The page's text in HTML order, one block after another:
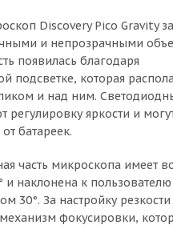
Discovery Pico Gravity
и непрозрачными
появилась благодаря
подсветке, которая
и над ним.
регулировку яркости и
батареек.
часть микроскопа имеет
и наклонена к
30°. За настройку резкости
фокусировки,